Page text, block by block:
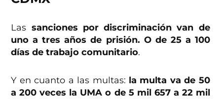
Las sanciones por discriminación van de
uno a tres años de prisión. O de 25 a 100
días de trabajo comunitario.
Y en cuanto a las multas: la multa va de 50
a 200 veces la UMA o de 5 mil 657 a 22 mil